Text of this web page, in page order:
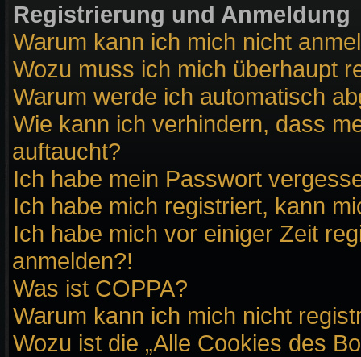
Registrierung und Anmeldung
Warum kann ich mich nicht
Wozu muss ich mich überhaupt
Warum werde ich automatisch
Wie kann ich verhindern, dass
auftaucht?
Ich habe mein Passwort
Ich habe mich registriert, kann
Ich habe mich vor einiger Zeit
anmelden?!
Was ist COPPA?
Warum kann ich mich nicht
Wozu ist die „Alle Cookies des